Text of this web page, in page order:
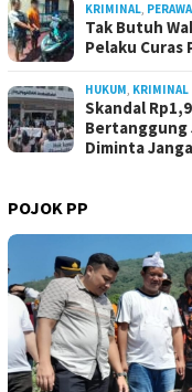
KRIMINAL,
Tak Butuh
Pelaku Curas
HUKUM, KRIMINAL
Skandal
Bertanggung
Diminta
POJOK PP